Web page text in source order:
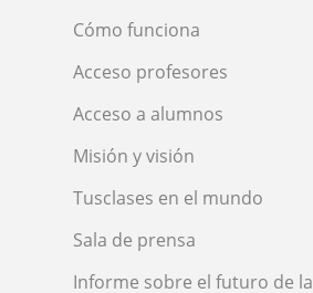
Cómo funciona
Acceso profesores
Acceso a alumnos
Misión y visión
Tusclases en el mundo
Sala de prensa
Informe sobre el futuro de la